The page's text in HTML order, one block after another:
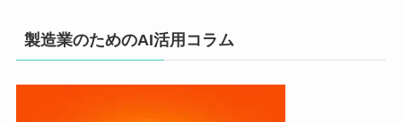
製造業のためのAI活用コラム